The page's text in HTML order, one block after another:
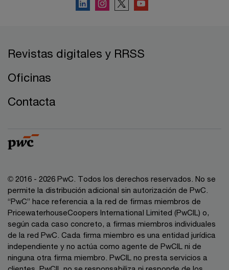
Revistas digitales y RRSS
Oficinas
Contacta
© 2016 - 2026 PwC. Todos los derechos reservados. No se
permite la distribución adicional sin autorización de PwC.
“PwC” hace referencia a la red de firmas miembros de
PricewaterhouseCoopers International Limited (PwCIL) o,
según cada caso concreto, a firmas miembros individuales
de la red PwC. Cada firma miembro es una entidad jurídica
independiente y no actúa como agente de PwCIL ni de
ninguna otra firma miembro. PwCIL no presta servicios a